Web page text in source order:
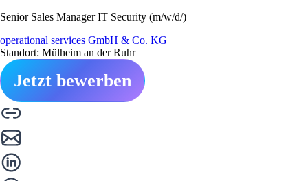
Senior Sales Manager IT Security (m/w/d/)
operational services GmbH & Co. KG
Standort: Mülheim an der Ruhr
Jetzt bewerben